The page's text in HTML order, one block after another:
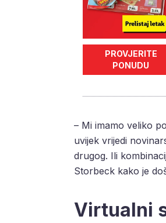
PROVJERITE
PONUDU
– Mi imamo veliko
uvijek vrijedi
drugog. Ili
Storbeck kako je
Virtualni